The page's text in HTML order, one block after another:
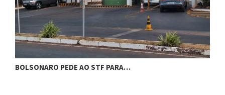
BOLSONARO PEDE AO STF PARA…